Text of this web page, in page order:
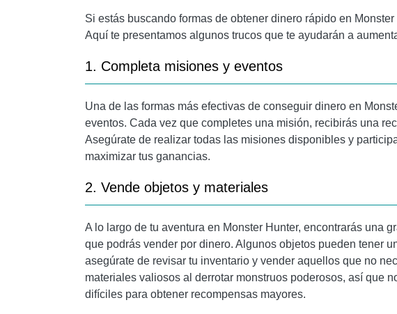
Si estás buscando formas de obtener dinero rápido en
Aquí te presentamos algunos trucos que te ayudarán a
1. Completa misiones y eventos
Una de las formas más efectivas de conseguir dinero en
eventos. Cada vez que completes una misión, recibirás una
Asegúrate de realizar todas las misiones disponibles y
maximizar tus ganancias.
2. Vende objetos y materiales
A lo largo de tu aventura en Monster Hunter, encontrarás una
que podrás vender por dinero. Algunos objetos pueden tener
asegúrate de revisar tu inventario y vender aquellos que no
materiales valiosos al derrotar monstruos poderosos, así que
difíciles para obtener recompensas mayores.